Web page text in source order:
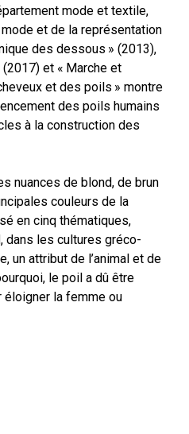
mode et textile,
et de la représentation
des dessous » (2013),
(2017) et « Marche et
et des poils » montre
des poils humains
à la construction des
nuances de blond, de brun
couleurs de la
en cinq thématiques,
dans les cultures gréco-
un attribut de l’animal et de
le poil a dû être
la femme ou